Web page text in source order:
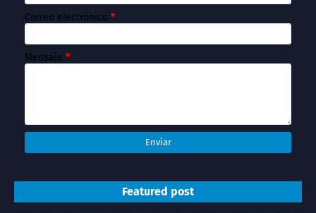
Correo electrónico *
Mensaje *
Featured post